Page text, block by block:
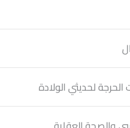
لحديثي الولادة